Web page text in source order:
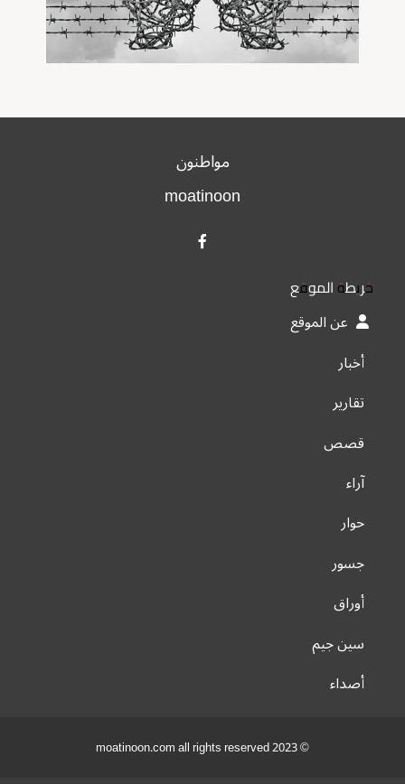
مواطنون
moatinoon
خريطة الموقع
عن الموقع
أخبار
تقارير
قصص
آراء
حوار
جسور
أوراق
سين جيم
أصداء
© 2023 moatinoon.com all rights reserved